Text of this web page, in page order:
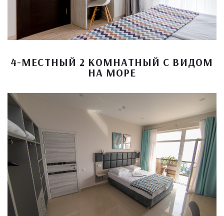
4-МЕСТНЫЙ 2 КОМНАТНЫЙ С ВИДОМ
НА МОРЕ